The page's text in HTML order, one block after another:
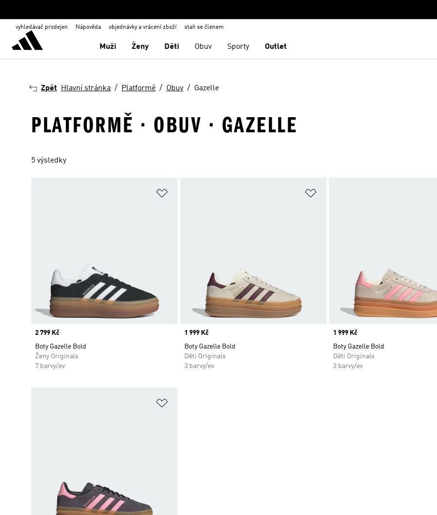
vyhledávač prodejen Nápověda objednávky a vrácení zboží staň se členem
Muži Ženy Děti Obuv Sporty Outlet
Zpět Hlavní stránka Platformě Obuv Gazelle
PLATFORMĚ · OBUV · GAZELLE
5 výsledky
Price
2 799 Kč
Boty Gazelle Bold
Ženy Originals
7 barvy/ev
Price
1 999 Kč
Boty Gazelle Bold
Děti Originals
3 barvy/ev
Price
1 999 Kč
Boty Gazelle Bold
Děti Originals
3 barvy/ev